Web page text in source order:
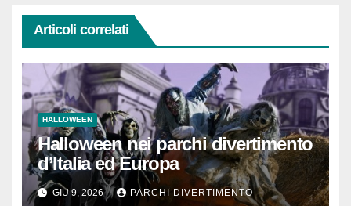
Articoli correlati
HALLOWEEN
Halloween nei parchi divertimento
d’Italia ed Europa
GIU 9, 2026 PARCHI DIVERTIMENTO